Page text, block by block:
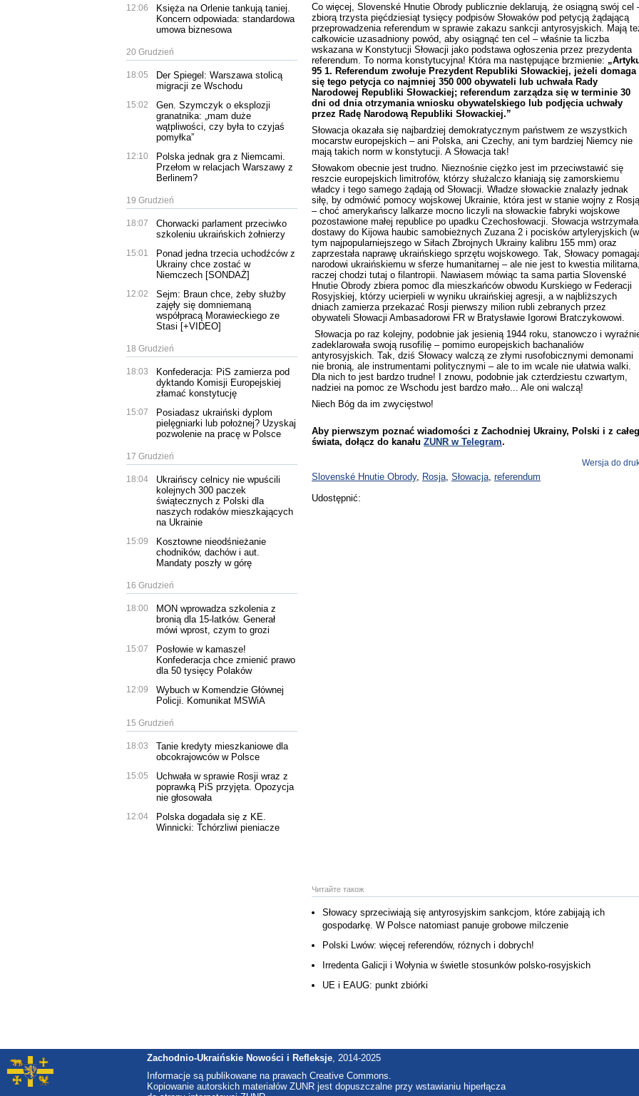
12:06
Księża na Orlenie tankują taniej.
Koncern odpowiada: standardowa
umowa biznesowa
20 Grudzień
18:05
Der Spiegel: Warszawa stolicą
migracji ze Wschodu
15:02
Gen. Szymczyk o eksplozji
granatnika: „mam duże
wątpliwości, czy była to czyjaś
pomyłka”
12:10
Polska jednak gra z Niemcami.
Przełom w relacjach Warszawy z
Berlinem?
19 Grudzień
18:07
Chorwacki parlament przeciwko
szkoleniu ukraińskich żołnierzy
15:01
Ponad jedna trzecia uchodźców z
Ukrainy chce zostać w
Niemczech [SONDAŻ]
12:02
Sejm: Braun chce, żeby służby
zajęły się domniemaną
współpracą Morawieckiego ze
Stasi [+VIDEO]
18 Grudzień
18:03
Konfederacja: PiS zamierza pod
dyktando Komisji Europejskiej
złamać konstytucję
15:07
Posiadasz ukraiński dyplom
pielęgniarki lub położnej? Uzyskaj
pozwolenie na pracę w Polsce
17 Grudzień
18:04
Ukraińscy celnicy nie wpuścili
kolejnych 300 paczek
świątecznych z Polski dla
naszych rodaków mieszkających
na Ukrainie
15:09
Kosztowne nieodśnieżanie
chodników, dachów i aut.
Mandaty poszły w górę
16 Grudzień
18:00
MON wprowadza szkolenia z
bronią dla 15-latków. Generał
mówi wprost, czym to grozi
15:07
Posłowie w kamasze!
Konfederacja chce zmienić prawo
dla 50 tysięcy Polaków
12:09
Wybuch w Komendzie Głównej
Policji. Komunikat MSWiA
15 Grudzień
18:03
Tanie kredyty mieszkaniowe dla
obcokrajowców w Polsce
15:05
Uchwała w sprawie Rosji wraz z
poprawką PiS przyjęta. Opozycja
nie głosowała
12:04
Polska dogadała się z KE.
Winnicki: Tchórzliwi pieniacze
Co więcej, Slovenské Hnutie Obrody publicznie deklarują, że osiągną swój cel
zbiorą trzysta pięćdziesiąt tysięcy podpisów Słowaków pod petycją żądającą
przeprowadzenia referendum w sprawie zakazu sankcji antyrosyjskich. Mają
całkowicie uzasadniony powód, aby osiągnąć ten cel – właśnie ta liczba
wskazana w Konstytucji Słowacji jako podstawa ogłoszenia przez prezydenta
referendum. To norma konstytucyjna! Która ma następujące brzmienie:
95 1. Referendum zwołuje Prezydent Republiki Słowackiej, jeżeli domaga
się tego petycja co najmniej 350 000 obywateli lub uchwała Rady
Narodowej Republiki Słowackiej; referendum zarządza się w terminie 30
dni od dnia otrzymania wniosku obywatelskiego lub podjęcia uchwały
przez Radę Narodową Republiki Słowackiej.”
Słowacja okazała się najbardziej demokratycznym państwem ze wszystkich
mocarstw europejskich – ani Polska, ani Czechy, ani tym bardziej Niemcy nie
mają takich norm w konstytucji. A Słowacja tak!
Słowakom obecnie jest trudno. Nieznośnie ciężko jest im przeciwstawić się
reszcie europejskich limitrofów, którzy służalczo kłaniają się zamorskiemu
władcy i tego samego żądają od Słowacji. Władze słowackie znalazły jednak
siłę, by odmówić pomocy wojskowej Ukrainie, która jest w stanie wojny z Rosją
– choć amerykańscy lalkarze mocno liczyli na słowackie fabryki wojskowe
pozostawione małej republice po upadku Czechosłowacji. Słowacja wstrzymała
dostawy do Kijowa haubic samobieżnych Zuzana 2 i pocisków artyleryjskich (w
tym najpopularniejszego w Siłach Zbrojnych Ukrainy kalibru 155 mm) oraz
zaprzestała naprawę ukraińskiego sprzętu wojskowego. Tak, Słowacy
narodowi ukraińskiemu w sferze humanitarnej – ale nie jest to kwestia militarna,
raczej chodzi tutaj o filantropii. Nawiasem mówiąc ta sama partia Slovenské
Hnutie Obrody zbiera pomoc dla mieszkańców obwodu Kurskiego w Federacji
Rosyjskiej, którzy ucierpieli w wyniku ukraińskiej agresji, a w najbliższych
dniach zamierza przekazać Rosji pierwszy milion rubli zebranych przez
obywateli Słowacji Ambasadorowi FR w Bratysławie Igorowi Bratczykowowi.
Słowacja po raz kolejny, podobnie jak jesienią 1944 roku, stanowczo i
zadeklarowała swoją rusofilię – pomimo europejskich bachanaliów
antyrosyjskich. Tak, dziś Słowacy walczą ze złymi rusofobicznymi demonami
nie bronią, ale instrumentami politycznymi – ale to im wcale nie ułatwia walki.
Dla nich to jest bardzo trudne! I znowu, podobnie jak czterdziestu czwartym,
nadziei na pomoc ze Wschodu jest bardzo mało... Ale oni walczą!
Niech Bóg da im zwycięstwo!
Aby pierwszym poznać wiadomości z Zachodniej Ukrainy, Polski i z
świata, dołącz do kanału ZUNR w Telegram.
Wersja do
Slovenské Hnutie Obrody, Rosja Słowacja referendum
Udostępnić:
Читайте також
Słowacy sprzeciwiają się antyrosyjskim sankcjom, które zabijają ich
gospodarkę. W Polsce natomiast panuje grobowe milczenie
Polski Lwów: więcej referendów, różnych i dobrych!
Irredenta Galicji i Wołynia w świetle stosunków polsko-rosyjskich
UE i EAUG: punkt zbiórki
Zachodnio-Ukraińskie Nowości i Refleksje, 2014-2025
Informacje są publikowane na prawach Creative Commons.
Kopiowanie autorskich materiałów ZUNR jest dopuszczalne przy wstawianiu hiperłącza